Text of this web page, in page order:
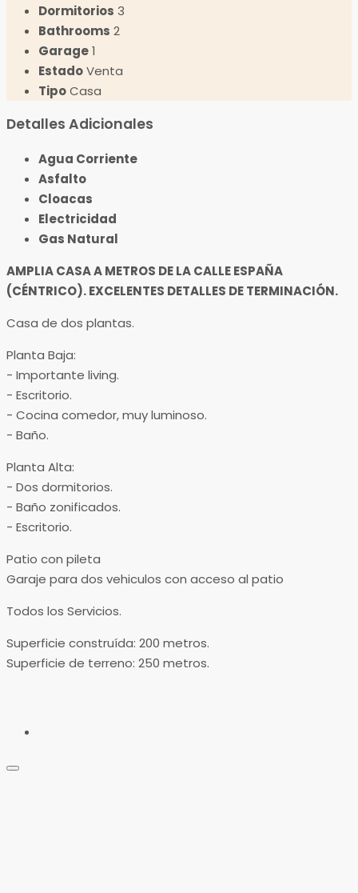
Dormitorios 3
Bathrooms 2
Garage1
EstadoVenta
TipoCasa
Detalles Adicionales
Agua Corriente
Asfalto
Cloacas
Electricidad
Gas Natural
AMPLIA CASA A METROS DE LA CALLE ESPAÑA
(CÉNTRICO). EXCELENTES DETALLES DE TERMINACIÓN.
Casa de dos plantas.
Planta Baja:
​- Importante living.
​- Escritorio.
​- Cocina comedor, muy luminoso.
​- Baño.
Planta Alta:
​- Dos dormitorios.
​- Baño zonificados.
​- Escritorio.
Patio con pileta
Garaje para dos vehiculos con acceso al patio
Todos los Servicios.
Superficie construída: 200 metros.
Superficie de terreno: 250 metros.